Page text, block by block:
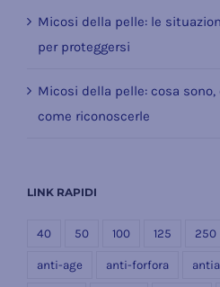
Micosi della pelle: le
per proteggersi
Micosi della pelle: cosa
come riconoscerle
LINK RAPIDI
40 50 100 125 250
anti-age anti-forfora